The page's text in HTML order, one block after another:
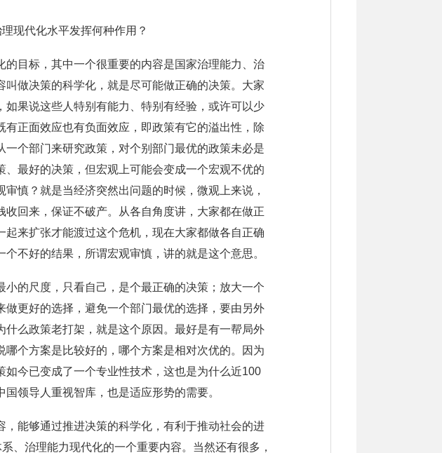
现代化水平发挥何种作用？
目标，其中一个很重要的内容是国家治理能力、治
做决策的科学化，就是尽可能做正确的决策。大家
果说这些人特别有能力、特别有经验，或许可以少
正面效应也有负面效应，即政策有它的溢出性，除
个部门来研究政策，对个别部门最优的政策未必是
最好的决策，但宏观上可能会变成一个宏观不优的
慎？就是当经济突然出问题的时候，微观上来说，
回来，保证不破产。从各自角度讲，大家都在做正
来扩张才能渡过这个危机，现在大家都做各自正确
不好的结果，所谓宏观审慎，讲的就是这个意思。
的尺度，只看自己，是个最正确的决策；放大一个
更好的选择，避免一个部门最优的选择，要由另外
么政策老打架，就是这个原因。最好是有一帮局外
个方案是比较好的，哪个方案是相对次优的。因为
今已变成了一个专业性技术，这也是为什么近100
领导人重视智库，也是适应形势的需要。
能够通过推进决策的科学化，有利于推动社会的进
、治理能力现代化的一个重要内容。当然还有很多，